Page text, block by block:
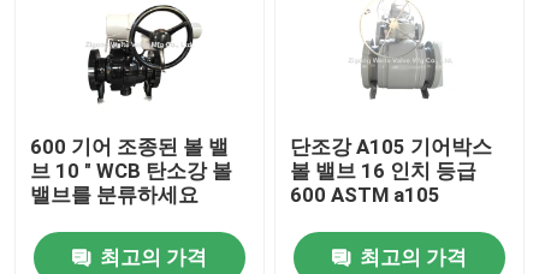
600 기어 조종된 볼 밸
브 10 " WCB 탄소강 볼
밸브를 분류하세요
최고의 가격
단조강 A105 기어박스
볼 밸브 16 인치 등급
600 ASTM a105
최고의 가격